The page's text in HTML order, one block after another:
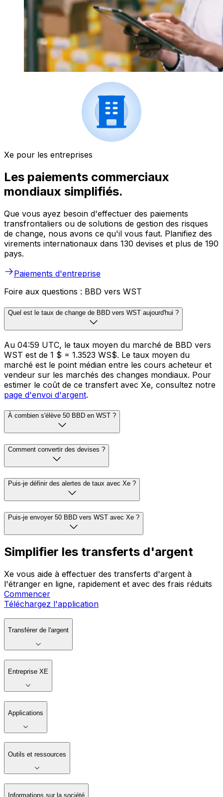
Xe pour les entreprises
Les paiements commerciaux
mondiaux simplifiés.
Que vous ayez besoin d'effectuer des paiements
transfrontaliers ou de solutions de gestion des risques
de change, nous avons ce qu'il vous faut. Planifiez des
virements internationaux dans 130 devises et plus de 190
pays.
Paiements d'entreprise
Foire aux questions : BBD vers WST
Quel est le taux de change de BBD vers WST aujourd'hui ?
Au 04:59 UTC, le taux moyen du marché de BBD vers
WST est de 1 $ = 1.3523 WS$. Le taux moyen du
marché est le point médian entre les cours acheteur et
vendeur sur les marchés des changes mondiaux. Pour
estimer le coût de ce transfert avec Xe, consultez notre
page d'envoi d'argent.
À combien s'élève 50 BBD en WST ?
Comment convertir des devises ?
Puis-je définir des alertes de taux avec Xe ?
Puis-je envoyer 50 BBD vers WST avec Xe ?
Simplifier les transferts d'argent
Xe vous aide à effectuer des transferts d'argent à
l'étranger en ligne, rapidement et avec des frais réduits
Commencer
Téléchargez l'application
Transférer de l'argent
Entreprise XE
Applications
Outils et ressources
Informations sur la société